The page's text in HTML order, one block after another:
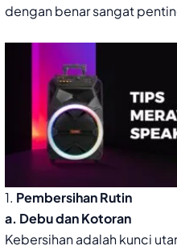
dengan benar sangat
1. Pembersihan Rutin
a. Debu dan Kotoran
Kebersihan adalah kunci